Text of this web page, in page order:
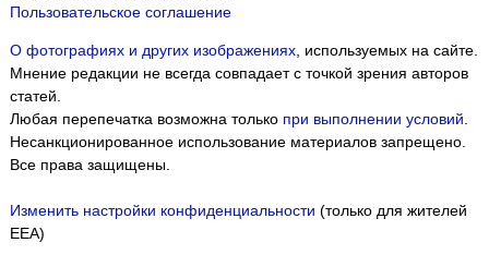
Пользовательское соглашение
О фотографиях и других изображениях, используемых на сайте.
Мнение редакции не всегда совпадает с точкой зрения авторов
статей.
Любая перепечатка возможна только при выполнении условий.
Несанкционированное использование материалов запрещено.
Все права защищены.
Изменить настройки конфиденциальности (только для жителей
EEA)